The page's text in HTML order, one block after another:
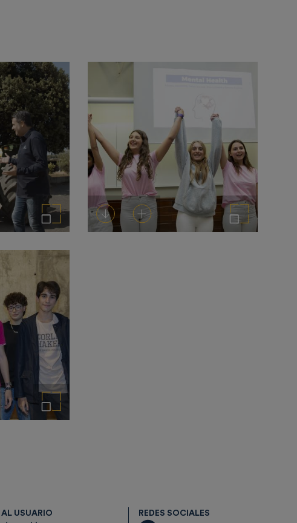
Ampliar imagen DescargarAñadir al carrito Ampliar imagen
Ampliar imagen
USUARIO
REDES SOCIALES